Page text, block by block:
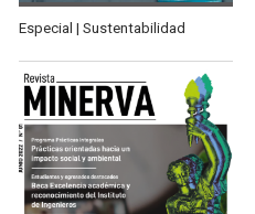
Especial | Sustentabilidad